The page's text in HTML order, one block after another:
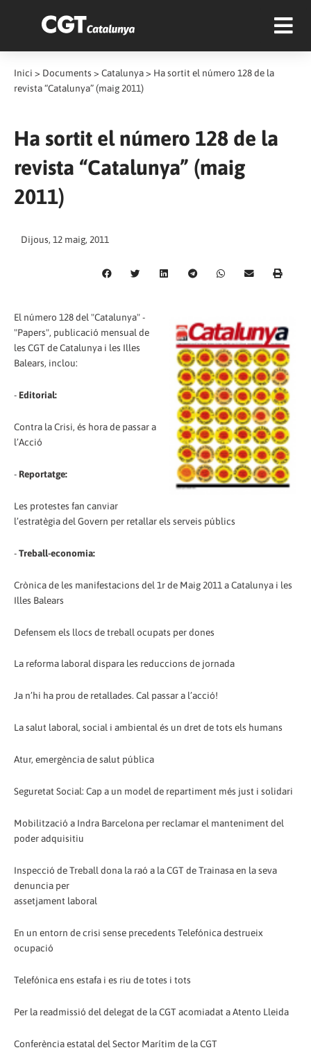
Inici > Documents > Catalunya> Ha sortit el número 128 de la
revista “Catalunya” (maig 2011)
Ha sortit el número 128 de la
revista “Catalunya” (maig
2011)
Dijous, 12 maig, 2011
El número 128 del "Catalunya" -
"Papers", publicació mensual de
les CGT de Catalunya i les Illes
Balears, inclou:
- Editorial:
Contra la Crisi, és hora de passar a
l’Acció
- Reportatge:
Les protestes fan canviar
l’estratègia del Govern per retallar els serveis públics
-Treball-economia:
Crònica de les manifestacions del 1r de Maig 2011 a Catalunya i les
Illes Balears
Defensem els llocs de treball ocupats per dones
La reforma laboral dispara les reduccions de jornada
Ja n’hi ha prou de retallades. Cal passar a l’acció!
La salut laboral, social i ambiental és un dret de tots els humans
Atur, emergència de salut pública
Seguretat Social: Cap a un model de repartiment més just i solidari
Mobilització a Indra Barcelona per reclamar el manteniment del
poder adquisitiu
Inspecció de Treball dona la raó a la CGT de Trainasa en la seva
denuncia per
assetjament laboral
En un entorn de crisi sense precedents Telefónica destrueix
ocupació
Telefónica ens estafa i es riu de totes i tots
Per la readmissió del delegat de la CGT acomiadat a Atento Lleida
Conferència estatal del Sector Marítim de la CGT